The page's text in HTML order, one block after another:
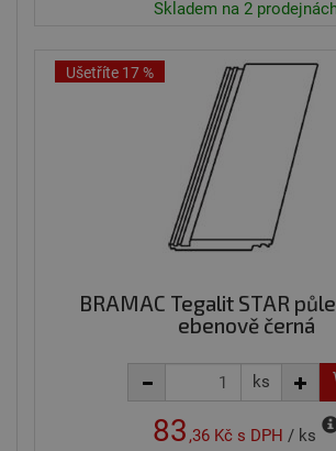
Skladem na 2
Ušetříte 17 %
BRAMAC Tegalit STAR
ebenově černá
ks
83 ,36 Kč s DPH / ks